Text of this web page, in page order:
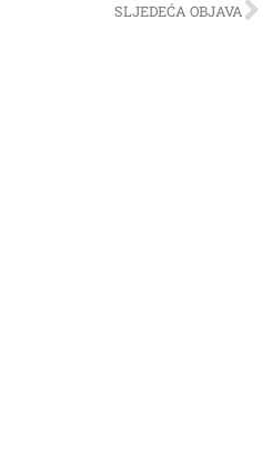
SLJEDEĆA OBJAVA